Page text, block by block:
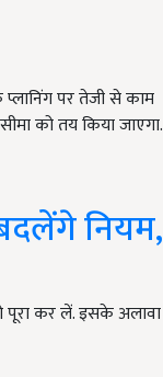
पर तेजी से काम
को तय किया जाएगा.
नियम,
पूरा कर लें. इसके अलावा